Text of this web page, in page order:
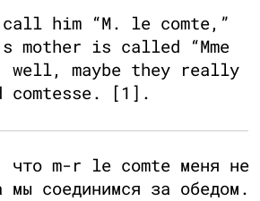
him “M. le comte,”
mother is called “Mme
well, maybe they really
comtesse. [1].
что m-r le comte меня не
мы соединимся за обедом.